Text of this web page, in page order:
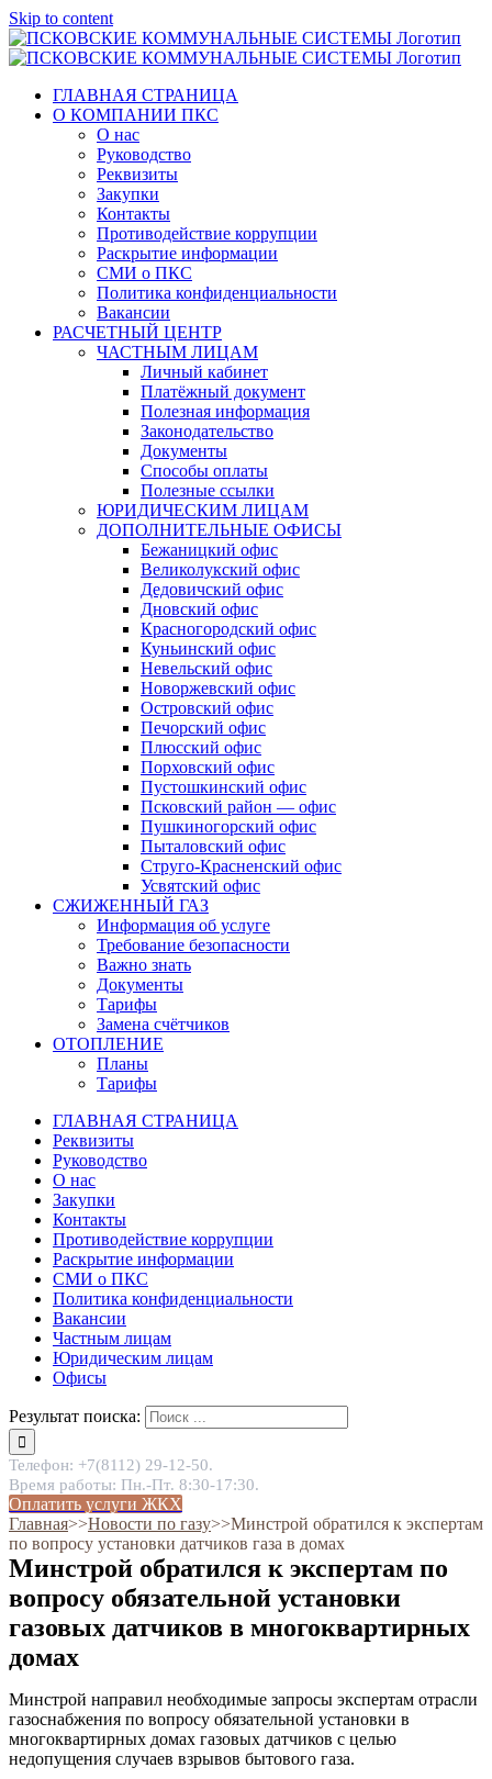
Skip to content
ГЛАВНАЯ СТРАНИЦА
О КОМПАНИИ ПКС
О нас
Руководство
Реквизиты
Закупки
Контакты
Противодействие коррупции
Раскрытие информации
СМИ о ПКС
Политика конфиденциальности
Вакансии
РАСЧЕТНЫЙ ЦЕНТР
ЧАСТНЫМ ЛИЦАМ
Личный кабинет
Платёжный документ
Полезная информация
Законодательство
Документы
Способы оплаты
Полезные ссылки
ЮРИДИЧЕСКИМ ЛИЦАМ
ДОПОЛНИТЕЛЬНЫЕ ОФИСЫ
Бежаницкий офис
Великолукский офис
Дедовичский офис
Дновский офис
Красногородский офис
Куньинский офис
Невельский офис
Новоржевский офис
Островский офис
Печорский офис
Плюсский офис
Порховский офис
Пустошкинский офис
Псковский район — офис
Пушкиногорский офис
Пыталовский офис
Струго-Красненский офис
Усвятский офис
СЖИЖЕННЫЙ ГАЗ
Информация об услуге
Требование безопасности
Важно знать
Документы
Тарифы
Замена счётчиков
ОТОПЛЕНИЕ
Планы
Тарифы
ГЛАВНАЯ СТРАНИЦА
Реквизиты
Руководство
О нас
Закупки
Контакты
Противодействие коррупции
Раскрытие информации
СМИ о ПКС
Политика конфиденциальности
Вакансии
Частным лицам
Юридическим лицам
Офисы
Результат поиска:
Телефон: +7(8112) 29-12-50.
Время работы: Пн.-Пт. 8:30-17:30.
Оплатить услуги ЖКХ
Главная˃˃Новости по газу˃˃Минстрой обратился к экспертам
по вопросу установки датчиков газа в домах
Минстрой обратился к экспертам по
вопросу обязательной установки
газовых датчиков в многоквартирных
домах
Минстрой направил необходимые запросы экспертам отрасли
газоснабжения по вопросу обязательной установки в
многоквартирных домах газовых датчиков с целью
недопущения случаев взрывов бытового газа.